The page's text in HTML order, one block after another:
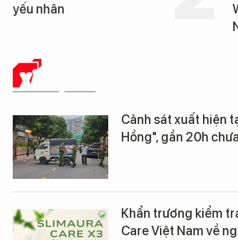
Washington vừa đến Đà
XÃ HỘI SỐ
Cảnh sát xuất hiện
Hồng", gần 20h
Khẩn trương kiểm
Care Việt Nam về